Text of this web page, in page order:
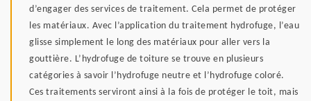
d’engager des services de traitement. Cela permet de protéger
les matériaux. Avec l’application du traitement hydrofuge, l’eau
glisse simplement le long des matériaux pour aller vers la
gouttière. L’hydrofuge de toiture se trouve en plusieurs
catégories à savoir l’hydrofuge neutre et l’hydrofuge coloré.
Ces traitements serviront ainsi à la fois de protéger le toit, mais